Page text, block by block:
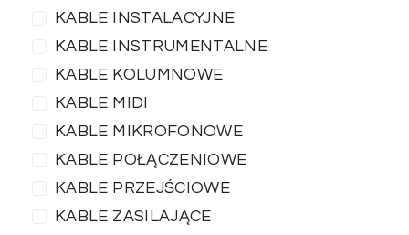
KABLE INSTALACYJNE
KABLE INSTRUMENTALNE
KABLE KOLUMNOWE
KABLE MIDI
KABLE MIKROFONOWE
KABLE POŁĄCZENIOWE
KABLE PRZEJŚCIOWE
KABLE ZASILAJĄCE